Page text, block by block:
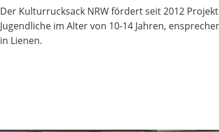
Der Kulturrucksack NRW fördert seit 2012
Jugendliche im Alter von 10-14 Jahren,
in Lienen.